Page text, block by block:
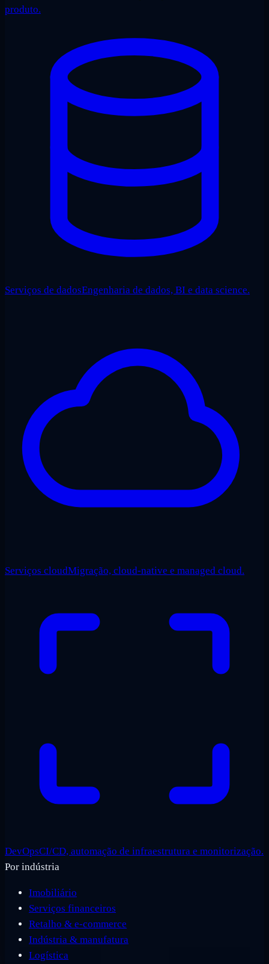
produto.
Serviços de dadosEngenharia de dados, BI e data science.
Serviços cloudMigração, cloud-native e managed cloud.
DevOpsCI/CD, automação de infraestrutura e monitorização.
Por indústria
Imobiliário
Serviços financeiros
Retalho & e-commerce
Indústria & manufatura
Logística